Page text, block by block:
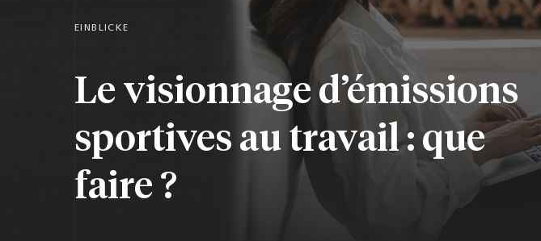
EINBLICKE
Le visionnage d’émissions
sportives au travail : que
faire ?